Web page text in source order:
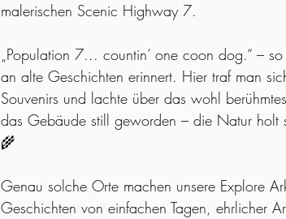
malerischen Scenic Highway 7.
„Population 7... countin’ one coon dog.“ –
an alte Geschichten erinnert. Hier traf man
Souvenirs und lachte über das wohl
das Gebäude still geworden – die Natur holt
🌾
Genau solche Orte machen unsere Explore
Geschichten von einfachen Tagen, ehrlicher